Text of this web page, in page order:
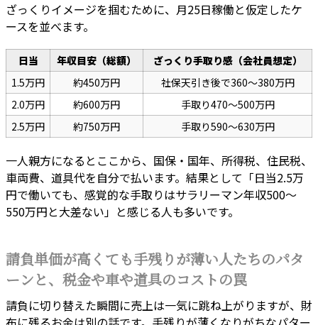
ざっくりイメージを掴むために、月25日稼働と仮定したケ
ースを並べます。
日当 年収目安（総額）
ざっくり手取り感（会社員想定）
1.5万円
約450万円
社保天引き後で360〜380万円
2.0万円
約600万円
手取り470〜500万円
2.5万円
約750万円 手取り590〜630万円
一人親方になるとここから、国保・国年、所得税、住民税、
車両費、道具代を自分で払います。結果として「日当2.5万
円で働いても、感覚的な手取りはサラリーマン年収500〜
550万円と大差ない」と感じる人も多いです。
請負単価が高くても手残りが薄い人たちのパタ
ーンと、税金や車や道具のコストの罠
請負に切り替えた瞬間に売上は一気に跳ね上がりますが、財